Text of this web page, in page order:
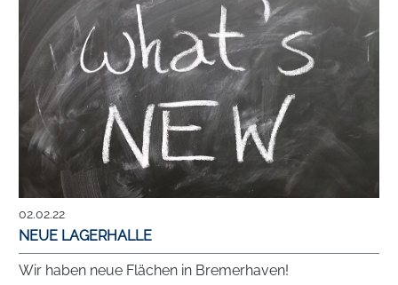
02.02.22
NEUE LAGERHALLE
Wir haben neue Flächen in Bremerhaven!